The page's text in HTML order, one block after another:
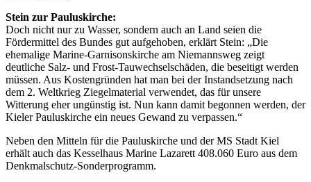
Stein zur Pauluskirche:
Doch nicht nur zu Wasser, sondern auch an Land seien die
Fördermittel des Bundes gut aufgehoben, erklärt Stein: „Die
ehemalige Marine-Garnisonskirche am Niemannsweg zeigt
deutliche Salz- und Frost-Tauwechselschäden, die beseitigt werden
müssen. Aus Kostengründen hat man bei der Instandsetzung nach
dem 2. Weltkrieg Ziegelmaterial verwendet, das für unsere
Witterung eher ungünstig ist. Nun kann damit begonnen werden, der
Kieler Pauluskirche ein neues Gewand zu verpassen.“
Neben den Mitteln für die Pauluskirche und der MS Stadt Kiel
erhält auch das Kesselhaus Marine Lazarett 408.060 Euro aus dem
Denkmalschutz-Sonderprogramm.